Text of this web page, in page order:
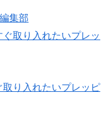
集部
り入れたいプレッピ